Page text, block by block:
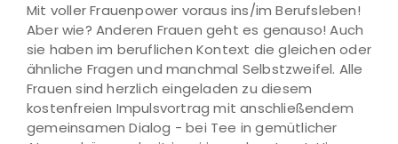
Mit voller Frauenpower voraus ins/im Berufsleben!
Aber wie? Anderen Frauen geht es genauso! Auch
sie haben im beruflichen Kontext die gleichen oder
ähnliche Fragen und manchmal Selbstzweifel. Alle
Frauen sind herzlich eingeladen zu diesem
kostenfreien Impulsvortrag mit anschließendem
gemeinsamen Dialog - bei Tee in gemütlicher